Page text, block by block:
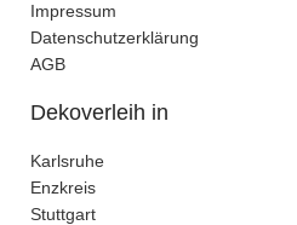
Impressum
Datenschutzerklärung
AGB
Dekoverleih in
Karlsruhe
Enzkreis
Stuttgart